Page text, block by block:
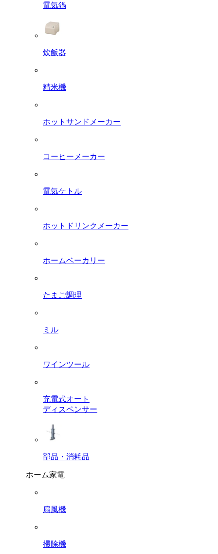
電気鍋
炊飯器
精米機
ホットサンドメーカー
コーヒーメーカー
電気ケトル
ホットドリンクメーカー
ホームベーカリー
たまご調理
ミル
ワインツール
充電式オート
ディスペンサー
部品・消耗品
ホーム家電
扇風機
掃除機